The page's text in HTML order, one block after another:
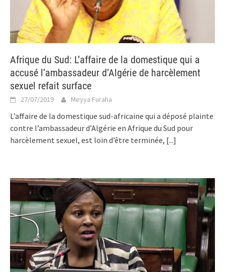
Afrique du Sud: L’affaire de la domestique qui a
accusé l’ambassadeur d’Algérie de harcèlement
sexuel refait surface
27/07/2019 Meyya Furaha
L’affaire de la domestique sud-africaine qui a déposé plainte
contre l’ambassadeur d’Algérie en Afrique du Sud pour
harcèlement sexuel, est loin d’être terminée, [...]